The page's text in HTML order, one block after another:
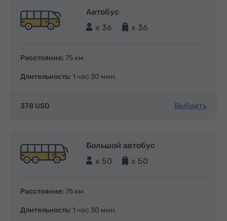
Автобус
x 36
x 36
Расстояние: 75 км
Длительность: 1 час 30 мин.
378 USD Выбрать
Большой автобус
x 50
x 50
Расстояние: 75 км
Длительность: 1 час 30 мин.